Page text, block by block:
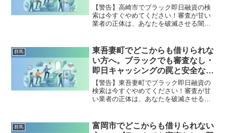
策
【警告】高崎市でブラック即日融資の検
索は今すぐやめてください！審査が甘い
業者の正体は、あなたを破滅させる闇金
市で違法業者を避け、借金地獄から抜け
出した方々の実体験と確実な解決策を完
全公開。
群馬
東吾妻町でどこからも借りられな
い方へ。ブラックでも審査なし・
即日キャッシングの罠と安全な解
決策
【警告】東吾妻町でブラック即日融資の
検索は今すぐやめてください！審査が甘
い業者の正体は、あなたを破滅させる闇
東吾妻町で違法業者を避け、借金地獄か
ら抜け出した方々の実体験と確実な解決
群馬
富岡市でどこからも借りられない